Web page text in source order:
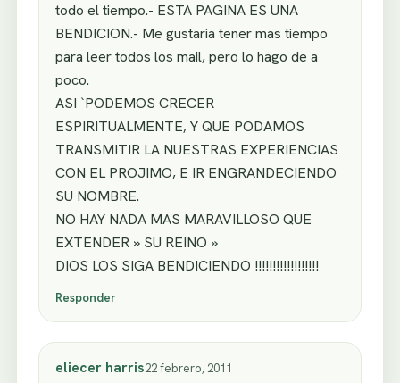
todo el tiempo.- ESTA PAGINA ES UNA
BENDICION.- Me gustaria tener mas tiempo
para leer todos los mail, pero lo hago de a
poco.
ASI `PODEMOS CRECER
ESPIRITUALMENTE, Y QUE PODAMOS
TRANSMITIR LA NUESTRAS EXPERIENCIAS
CON EL PROJIMO, E IR ENGRANDECIENDO
SU NOMBRE.
NO HAY NADA MAS MARAVILLOSO QUE
EXTENDER » SU REINO »
DIOS LOS SIGA BENDICIENDO !!!!!!!!!!!!!!!!!!
Responder
eliecer harris22 febrero, 2011